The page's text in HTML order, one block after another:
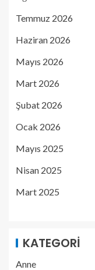
Temmuz 2026
Haziran 2026
Mayıs 2026
Mart 2026
Şubat 2026
Ocak 2026
Mayıs 2025
Nisan 2025
Mart 2025
KATEGORI
Anne